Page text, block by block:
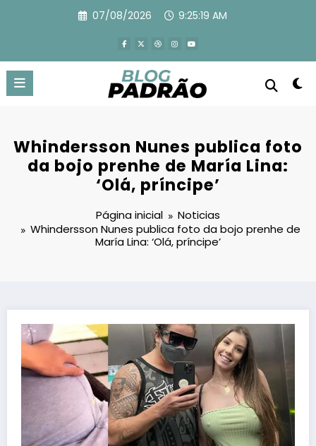
07/08/2026 9:25:20 AM
Whindersson Nunes publica foto
da bojo prenhe de María Lina:
‘Olá, príncipe’
Página inicial
Noticias
Whindersson Nunes publica foto da bojo prenhe de
María Lina: ‘Olá, príncipe’